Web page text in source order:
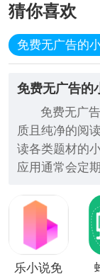
猜你喜欢
免费无广告的
免费无广告的
免费无广
质且纯净的阅
读各类题材的
应用通常会定
乐小说免